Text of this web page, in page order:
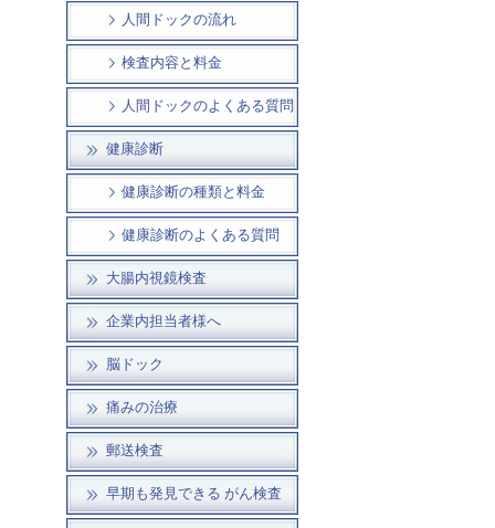
人間ドックの流れ
検査内容と料金
人間ドックのよくある質問
健康診断
健康診断の種類と料金
健康診断のよくある質問
大腸内視鏡検査
企業内担当者様へ
脳ドック
痛みの治療
郵送検査
早期も発見できる がん検査